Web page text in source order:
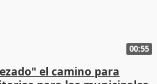
00:55
el camino para